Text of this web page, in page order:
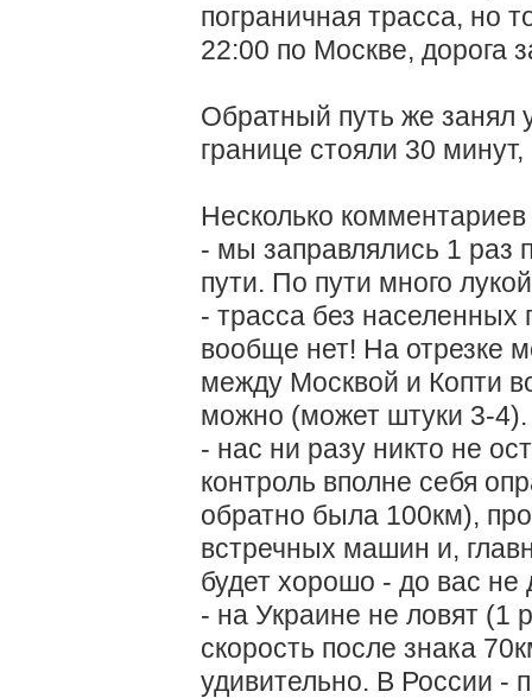
пограничная трасса, но
22:00 по Москве, дорога
Обратный путь же занял
границе стояли 30
Несколько комментариев
- мы заправлялись 1 раз
пути. По пути много
- трасса без населенных
вообще нет! На отрезке
между Москвой и Копти
можно (может штуки 3-4).
- нас ни разу никто не
контроль вполне себя
обратно была 100км),
встречных машин и,
будет хорошо - до вас не
- на Украине не ловят (1
скорость после знака
удивительно. В России -